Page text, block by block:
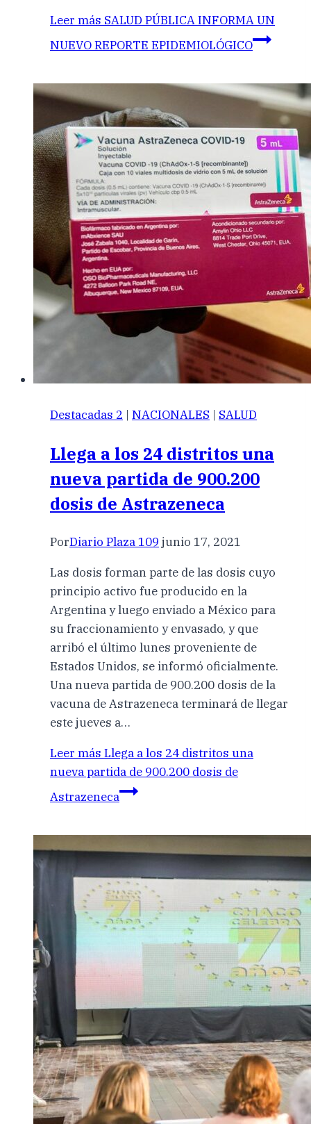
Leer más SALUD PÚBLICA INFORMA UN
NUEVO REPORTE EPIDEMIOLÓGICO
Destacadas 2 | NACIONALES | SALUD
Llega a los 24 distritos una
nueva partida de 900.200
dosis de Astrazeneca
PorDiario Plaza 109 junio 17, 2021
Las dosis forman parte de las dosis cuyo
principio activo fue producido en la
Argentina y luego enviado a México para
su fraccionamiento y envasado, y que
arribó el último lunes proveniente de
Estados Unidos, se informó oficialmente.
Una nueva partida de 900.200 dosis de la
vacuna de Astrazeneca terminará de llegar
este jueves a…
Leer más Llega a los 24 distritos una
nueva partida de 900.200 dosis de
Astrazeneca